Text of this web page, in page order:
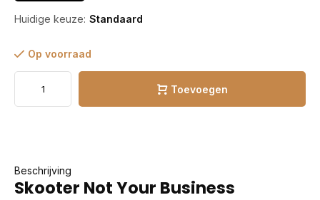
Huidige keuze: Standaard
Op voorraad
Toevoegen
Beschrijving
Skooter Not Your Business